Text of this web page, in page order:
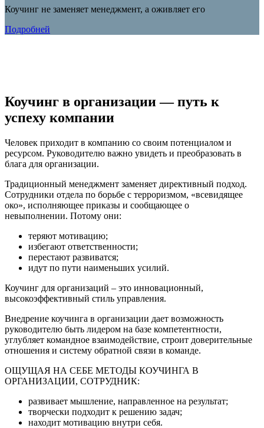
Коучинг не заменяет менеджмент, а оживляет его
Подробней
Коучинг в организации — путь к
успеху компании
Человек приходит в компанию со своим потенциалом и
ресурсом. Руководителю важно увидеть и преобразовать в
блага для организации.
Традиционный менеджмент заменяет директивный подход.
Сотрудники отдела по борьбе с терроризмом, «всевидящее
око», исполняющее приказы и сообщающее о
невыполнении. Потому они:
теряют мотивацию;
избегают ответственности;
перестают развиватся;
идут по пути наименьших усилий.
Коучинг для организаций – это инновационный,
высокоэффективный стиль управления.
Внедрение коучинга в организации дает возможность
руководителю быть лидером на базе компетентности,
углубляет командное взаимодействие, строит доверительные
отношения и систему обратной связи в команде.
ОЩУЩАЯ НА СЕБЕ МЕТОДЫ КОУЧИНГА В
ОРГАНИЗАЦИИ, СОТРУДНИК:
развивает мышление, направленное на результат;
творчески подходит к решению задач;
находит мотивацию внутри себя.